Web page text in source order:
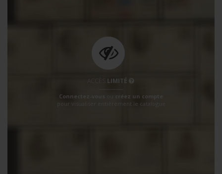
ACCÈS LIMITÉ
Connectez-vous ou créez un compte
pour visualiser entièrement le catalogue